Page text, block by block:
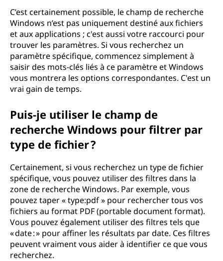
C’est certainement possible, le champ de recherche
Windows n’est pas uniquement destiné aux fichiers
et aux applications ; c'est aussi votre raccourci pour
trouver les paramètres. Si vous recherchez un
paramètre spécifique, commencez simplement à
saisir des mots-clés liés à ce paramètre et Windows
vous montrera les options correspondantes. C'est un
vrai gain de temps.
Puis-je utiliser le champ de
recherche Windows pour filtrer par
type de fichier ?
Certainement, si vous recherchez un type de fichier
spécifique, vous pouvez utiliser des filtres dans la
zone de recherche Windows. Par exemple, vous
pouvez taper « type:pdf » pour rechercher tous vos
fichiers au format PDF (portable document format).
Vous pouvez également utiliser des filtres tels que
« date : » pour affiner les résultats par date. Ces filtres
peuvent vraiment vous aider à identifier ce que vous
recherchez.